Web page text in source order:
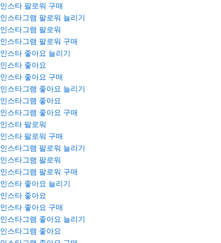
인스타 팔로워 구매
인스타그램 팔로워 늘리기
인스타그램 팔로워
인스타그램 팔로워 구매
인스타 좋아요 늘리기
인스타 좋아요
인스타 좋아요 구매
인스타그램 좋아요 늘리기
인스타그램 좋아요
인스타그램 좋아요 구매
인스타 팔로워
인스타 팔로워 구매
인스타그램 팔로워 늘리기
인스타그램 팔로워
인스타그램 팔로워 구매
인스타 좋아요 늘리기
인스타 좋아요
인스타 좋아요 구매
인스타그램 좋아요 늘리기
인스타그램 좋아요